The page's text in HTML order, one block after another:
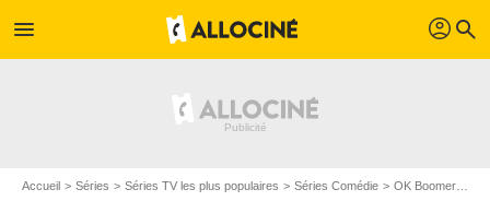
menu profil search
Accueil Séries Séries TV les plus populaires Séries Comédie OK Boomer